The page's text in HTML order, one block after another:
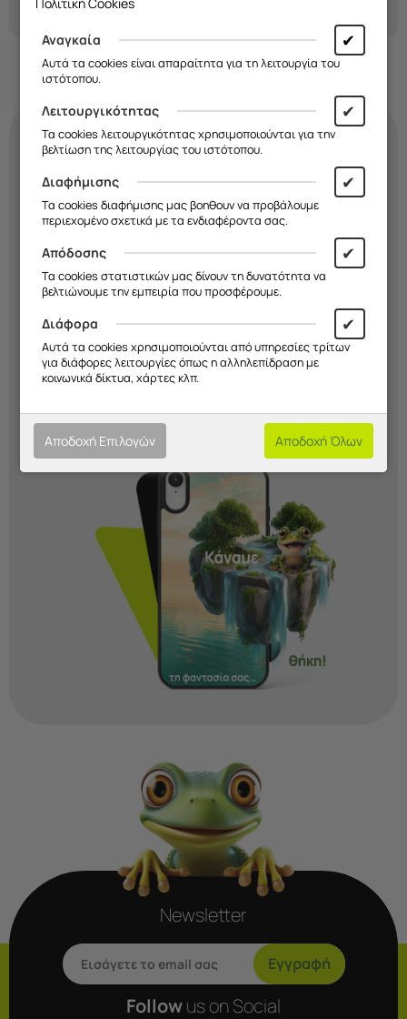
Κάνε τη
τόσο μοναδική όσο κι
εσύ!
Διάλεξε σχέδιο, χρώμα και υλικό και
δημιούργησε μια μοναδική θήκη
που
εκφράζει το στιλ σου. Εσύαποφασίζεις
εμείς τηνκατασκευάζουμε!
Ξεκίνα Τώρα!
Newsletter
Εγγραφή
Followus on Social
Αναγκαία ✔
Αυτά τα cookies είναι απαραίτητα για τη λειτουργία του
ιστότοπου.
Λειτουργικότητας ✔
Τα cookies λειτουργικότητας χρησιμοποιούνται για την
βελτίωση της λειτουργίας του ιστότοπου.
Διαφήμισης ✔
Τα cookies διαφήμισης μας βοηθουν να προβάλουμε
περιεχομένο σχετικά με τα ενδιαφέροντα σας.
Απόδοσης ✔
Τα cookies στατιστικών μας δίνουν τη δυνατότητα να
βελτιώνουμε την εμπειρία που προσφέρουμε.
Διάφορα ✔
Αυτά τα cookies χρησιμοποιούνται από υπηρεσίες τρίτων
για διάφορες λειτουργίες όπως η αλληλεπίδραση με
κοινωνικά δίκτυα, χάρτες κλπ.
Αποδοχή Επιλογών Αποδοχή Όλων